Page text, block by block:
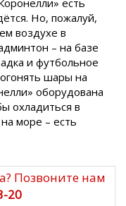
Но, пожалуй,
воздухе в
– на базе
и футбольное
шары на
оборудована
охладиться в
море – есть
Позвоните нам
20